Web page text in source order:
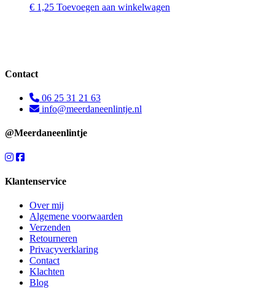
€ 1,25 Toevoegen aan winkelwagen
Contact
06 25 31 21 63
info@meerdaneenlintje.nl
@Meerdaneenlintje
Klantenservice
Over mij
Algemene voorwaarden
Verzenden
Retourneren
Privacyverklaring
Contact
Klachten
Blog